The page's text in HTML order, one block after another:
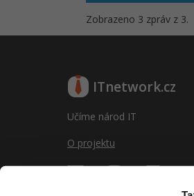
Zobrazeno 3 zpráv z 3.
ITnetwork.cz
Učíme národ IT
O projektu